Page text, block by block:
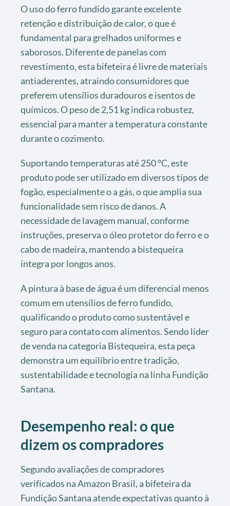
O uso do ferro fundido garante excelente
retenção e distribuição de calor, o que é
fundamental para grelhados uniformes e
saborosos. Diferente de panelas com
revestimento, esta bifeteira é livre de materiais
antiaderentes, atraindo consumidores que
preferem utensílios duradouros e isentos de
químicos. O peso de 2,51 kg indica robustez,
essencial para manter a temperatura constante
durante o cozimento.
Suportando temperaturas até 250 °C, este
produto pode ser utilizado em diversos tipos de
fogão, especialmente o a gás, o que amplia sua
funcionalidade sem risco de danos. A
necessidade de lavagem manual, conforme
instruções, preserva o óleo protetor do ferro e o
cabo de madeira, mantendo a bistequeira
íntegra por longos anos.
A pintura à base de água é um diferencial menos
comum em utensílios de ferro fundido,
qualificando o produto como sustentável e
seguro para contato com alimentos. Sendo líder
de venda na categoria Bistequeira, esta peça
demonstra um equilíbrio entre tradição,
sustentabilidade e tecnologia na linha Fundição
Santana.
Desempenho real: o que
dizem os compradores
Segundo avaliações de compradores
verificados na Amazon Brasil, a bifeteira da
Fundição Santana atende expectativas quanto à